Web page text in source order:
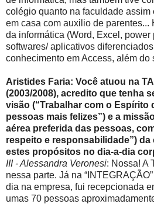
colégio quanto na faculdade assim
em casa com auxilio de parentes...
da informática (Word, Excel, power
softwares/ aplicativos
conhecimento em Access, além do
Aristides Faria: Você atuou na
(2003/2008), acredito que tenha
visão (“Trabalhar com o Espírito
pessoas mais felizes”) e a
aérea preferida das pessoas,
respeito e responsabilidade”) da
estes propósitos no dia-a-dia
III - Alessandra Veronesi: Nossa! A
nessa parte. Já na
dia na empresa, fui recepcionada
umas 70 pessoas